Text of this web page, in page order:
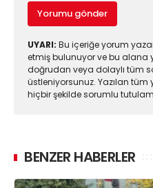
Yorumu gönder
UYARI: Bu içeriğe yorum
etmiş bulunuyor ve bu alana
doğrudan veya dolaylı tüm
üstleniyorsunuz. Yazılan
hiçbir şekilde sorumlu
BENZER HABERLER